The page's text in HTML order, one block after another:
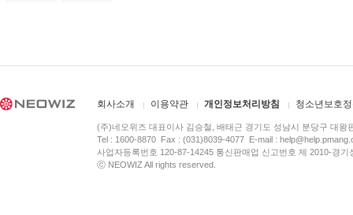
회사소개 이용약관 개인정보처리방침 청소년보호
(주)네오위즈 대표이사 김승철, 배태근 경기도 성남시 분당구 대왕
Tel : 1600-8870 Fax : (031)8039-4077 E-mail :
사업자등록번호 120-87-14245 통신판매업 신고번호 제 2010-경
ⓒ NEOWIZ All rights reserved.